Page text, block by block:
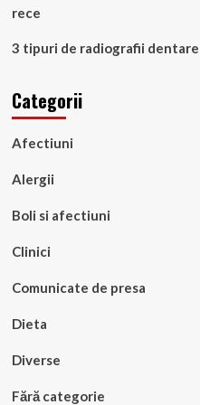
rece
3 tipuri de radiografii
Categorii
Afectiuni
Alergii
Boli si afectiuni
Clinici
Comunicate de presa
Dieta
Diverse
Fără categorie